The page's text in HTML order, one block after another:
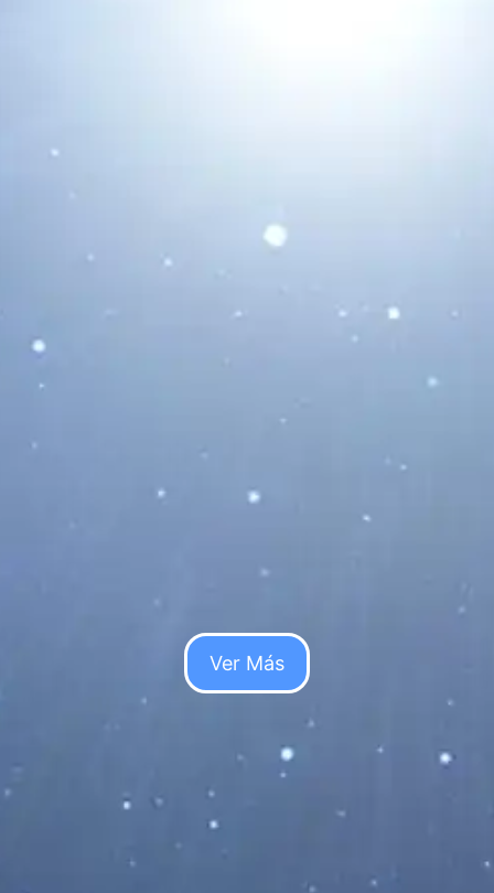
de Asturias de la Concordia 2026:
Ver Más